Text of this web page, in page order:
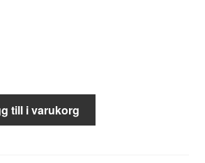
till i varukorg